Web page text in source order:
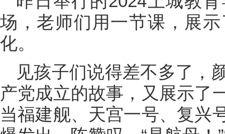
场，老师们用一节课，展
化。
见孩子们说得差不多了，
产党成立的故事，又展示了
当福建舰、天宫一号、复兴